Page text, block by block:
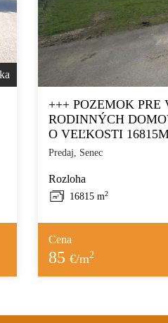
+++ POZEMOK PRE
RODINNÝCH
O VEĽKOSTI
Predaj, Senec
Rozloha
16815 m2
Cena
85 €/m2